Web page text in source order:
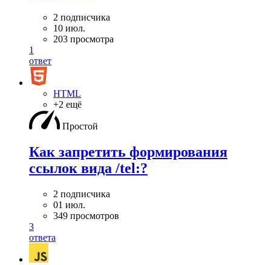
2 подписчика
10 июл.
203 просмотра
1
ответ
HTML
+2 ещё
Простой
Как запретить формирования
ссылок вида /tel:?
2 подписчика
01 июл.
349 просмотров
3
ответа